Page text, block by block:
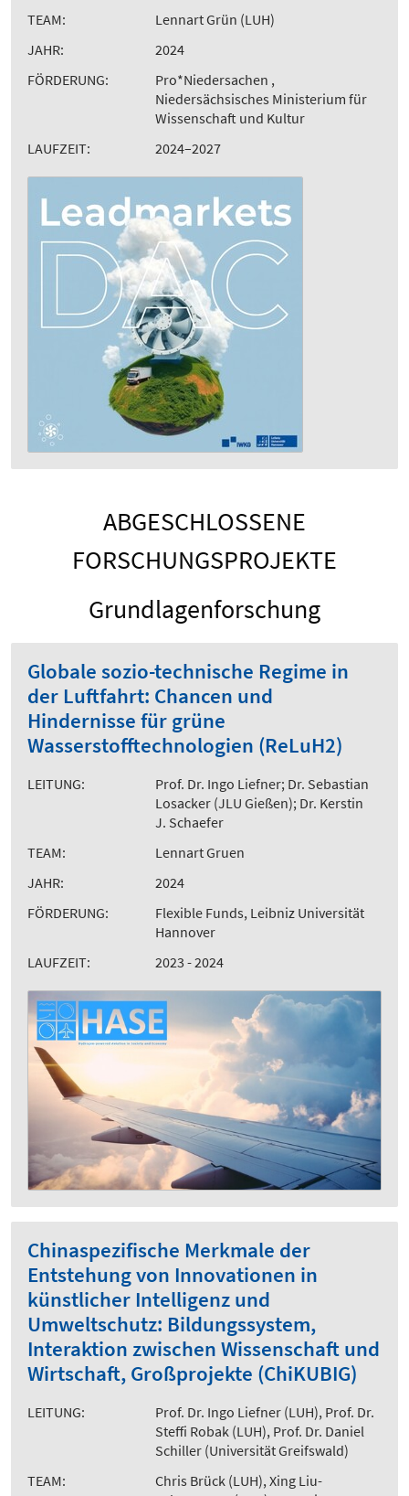
TEAM:
Lennart Grün (LUH)
JAHR:
2024
FÖRDERUNG:
Pro*Niedersachen ,
Niedersächsisches Ministerium für
Wissenschaft und Kultur
LAUFZEIT:
2024–2027
ABGESCHLOSSENE
FORSCHUNGSPROJEKTE
Grundlagenforschung
Globale sozio-technische Regime in
der Luftfahrt: Chancen und
Hindernisse für grüne
Wasserstofftechnologien (ReLuH2)
LEITUNG:
Prof. Dr. Ingo Liefner; Dr. Sebastian
Losacker (JLU Gießen); Dr. Kerstin
J. Schaefer
TEAM:
Lennart Gruen
JAHR:
2024
FÖRDERUNG:
Flexible Funds, Leibniz Universität
Hannover
LAUFZEIT:
2023 - 2024
Chinaspezifische Merkmale der
Entstehung von Innovationen in
künstlicher Intelligenz und
Umweltschutz: Bildungssystem,
Interaktion zwischen Wissenschaft und
Wirtschaft, Großprojekte (ChiKUBIG)
LEITUNG:
Prof. Dr. Ingo Liefner (LUH), Prof. Dr.
Steffi Robak (LUH), Prof. Dr. Daniel
Schiller (Universität Greifswald)
TEAM:
Chris Brück (LUH), Xing Liu-